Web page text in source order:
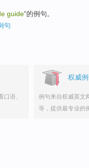
guide"的例句。
句
语、
权威
例句来自权威英文
等，提供最专业的